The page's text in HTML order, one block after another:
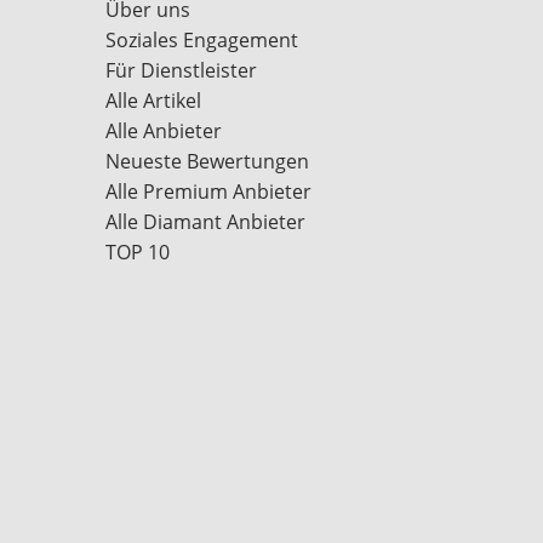
Über uns
Soziales Engagement
Für Dienstleister
Alle Artikel
Alle Anbieter
Neueste Bewertungen
Alle Premium Anbieter
Alle Diamant Anbieter
TOP 10